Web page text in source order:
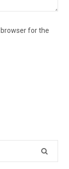
for the